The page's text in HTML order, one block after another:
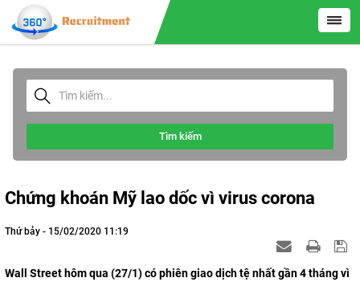
Tìm kiếm
Chứng khoán Mỹ lao dốc vì virus corona
Thứ bảy - 15/02/2020 11:19
Wall Street hôm qua (27/1) có phiên giao dịch tệ nhất gần 4 tháng vì